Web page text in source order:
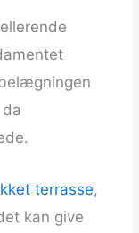
terrasse,
kan give